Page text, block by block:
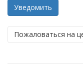
Уведомить
Пожаловаться на